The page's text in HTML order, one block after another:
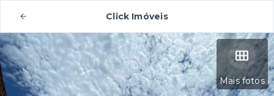
Click Imóveis
Mais fotos